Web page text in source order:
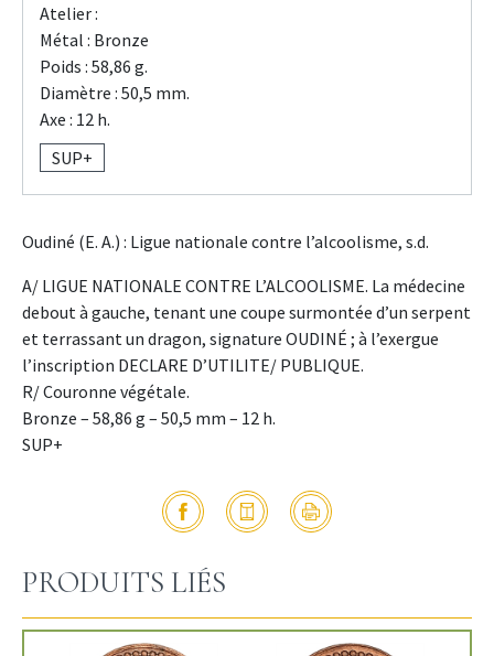
Atelier :
Métal : Bronze
Poids : 58,86 g.
Diamètre : 50,5 mm.
Axe : 12 h.
SUP+
Oudiné (E. A.) : Ligue nationale contre l’alcoolisme, s.d.
A/ LIGUE NATIONALE CONTRE L’ALCOOLISME. La médecine
debout à gauche, tenant une coupe surmontée d’un serpent
et terrassant un dragon, signature OUDINÉ ; à l’exergue
l’inscription DECLARE D’UTILITE/ PUBLIQUE.
R/ Couronne végétale.
Bronze – 58,86 g – 50,5 mm – 12 h.
SUP+
PRODUITS LIÉS